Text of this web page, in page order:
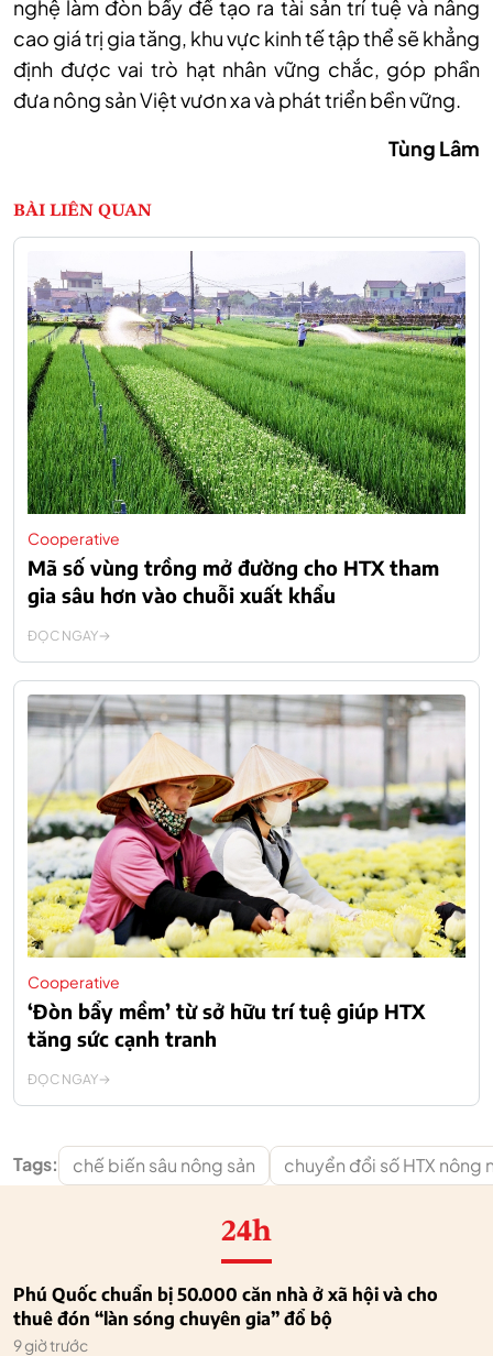
nghệ làm đòn bẩy để tạo ra tài sản trí tuệ và nâng
cao giá trị gia tăng, khu vực kinh tế tập thể sẽ khẳng
định được vai trò hạt nhân vững chắc, góp phần
đưa nông sản Việt vươn xa và phát triển bền vững.
Tùng Lâm
BÀI LIÊN QUAN
Cooperative
Mã số vùng trồng mở đường cho HTX tham
gia sâu hơn vào chuỗi xuất khẩu
ĐỌC NGAY
Cooperative
‘Đòn bẩy mềm’ từ sở hữu trí tuệ giúp HTX
tăng sức cạnh tranh
ĐỌC NGAY
Tags: chế biến sâu nông sản chuyển đổi số HTX nông
24h
Phú Quốc chuẩn bị 50.000 căn nhà ở xã hội và cho
thuê đón “làn sóng chuyên gia” đổ bộ
9 giờ trước